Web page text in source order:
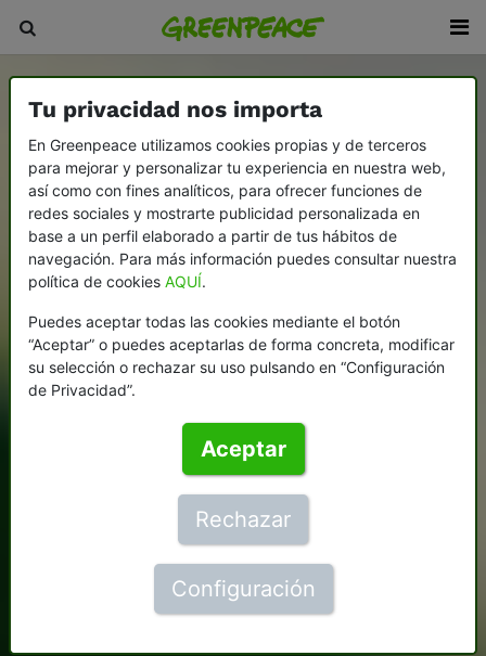
Tu privacidad nos importa
En Greenpeace utilizamos cookies propias y de terceros
para mejorar y personalizar tu experiencia en nuestra web,
así como con fines analíticos, para ofrecer funciones de
redes sociales y mostrarte publicidad personalizada en
base a un perfil elaborado a partir de tus hábitos de
navegación. Para más información puedes consultar nuestra
política de cookies AQUÍ.
Puedes aceptar todas las cookies mediante el botón
“Aceptar” o puedes aceptarlas de forma concreta, modificar
su selección o rechazar su uso pulsando en “Configuración
de Privacidad”.
Aceptar
Rechazar
Configuración